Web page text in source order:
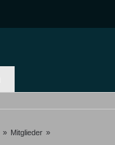
» Mitglieder »